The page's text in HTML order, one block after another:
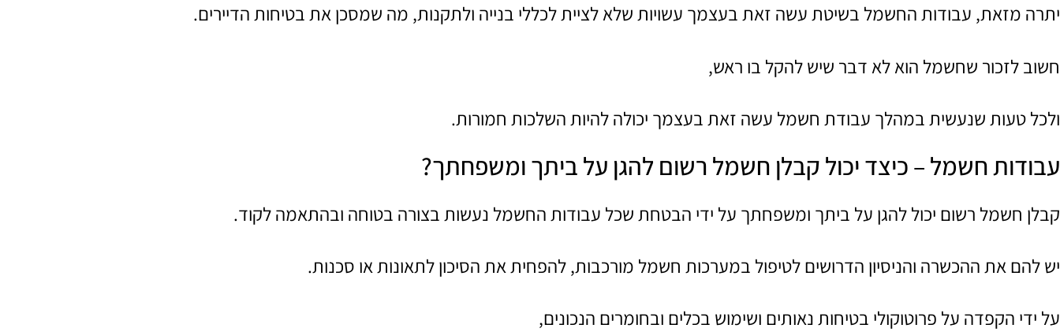
יתרה מזאת, עבודות החשמל בשיטת עשה זאת בעצמך עשויות שלא לציית לכללי בנייה ולתקנות, מה שמסכן את בטיחות הדיירים.
חשוב לזכור שחשמל הוא לא דבר שיש להקל בו ראש,
ולכל טעות שנעשית במהלך עבודת חשמל עשה זאת בעצמך יכולה להיות השלכות חמורות.
עבודות חשמל – כיצד יכול קבלן חשמל רשום להגן על ביתך ומשפחתך?
קבלן חשמל רשום יכול להגן על ביתך ומשפחתך על ידי הבטחת שכל עבודות החשמל נעשות בצורה בטוחה ובהתאמה לקוד.
יש להם את ההכשרה והניסיון הדרושים לטיפול במערכות חשמל מורכבות, להפחית את הסיכון לתאונות או סכנות.
על ידי הקפדה על פרוטוקולי בטיחות נאותים ושימוש בכלים ובחומרים הנכונים,